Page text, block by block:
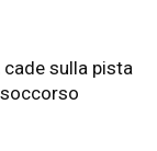
cade sulla pista